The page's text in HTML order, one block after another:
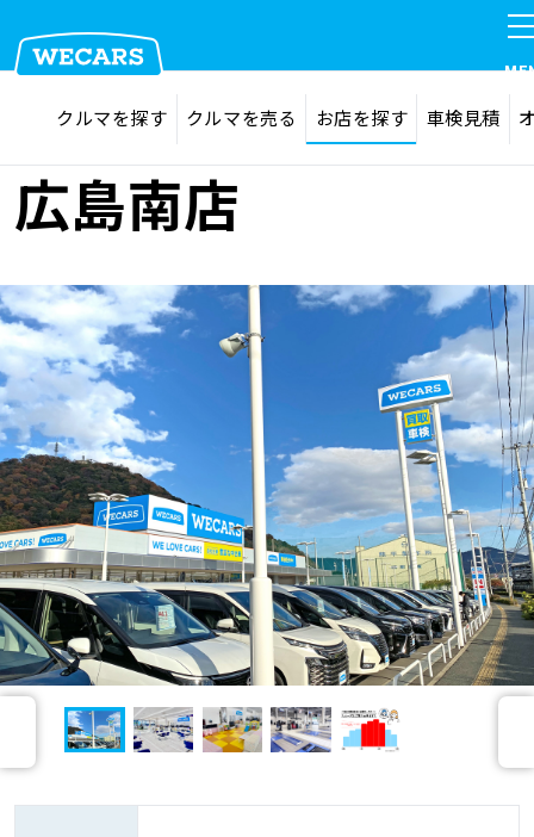
在庫検索 サイト内検索
クルマを探す
お店を探す
車検見積
車検サービス トップ
車検料金・メニュー
品質管理とサポート体制
オイル交換・点検・整備予約
お役立ち情報
お問い合わせ
クルマを探す クルマを売る お店を探す 車検見積
広島南店